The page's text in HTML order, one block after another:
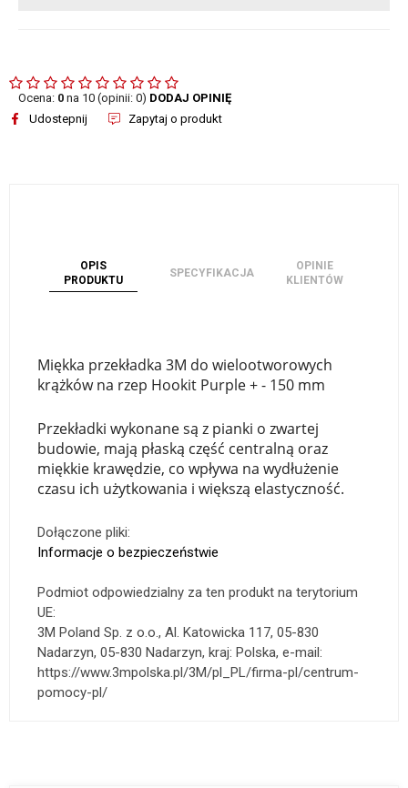
Ocena: 0 na 10 (opinii: 0) DODAJ OPINIĘ
Udostepnij
Zapytaj o produkt
OPIS
PRODUKTU
SPECYFIKACJA
OPINIE
KLIENTÓW
Miękka przekładka 3M do wielootworowych
krążków na rzep Hookit Purple + - 150 mm
Przekładki wykonane są z pianki o zwartej
budowie, mają płaską część centralną oraz
miękkie krawędzie, co wpływa na wydłużenie
czasu ich użytkowania i większą elastyczność.
Dołączone pliki:
Informacje o bezpieczeństwie
Podmiot odpowiedzialny za ten produkt na terytorium
UE:
3M Poland Sp. z o.o., Al. Katowicka 117, 05-830
Nadarzyn, 05-830 Nadarzyn, kraj: Polska, e-mail:
https://www.3mpolska.pl/3M/pl_PL/firma-pl/centrum-
pomocy-pl/